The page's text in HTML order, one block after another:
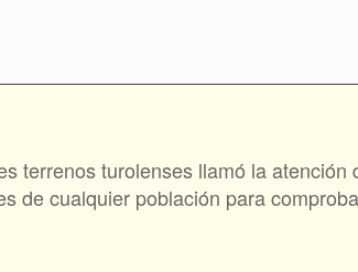
terrenos turolenses llamó la atención
de cualquier población para